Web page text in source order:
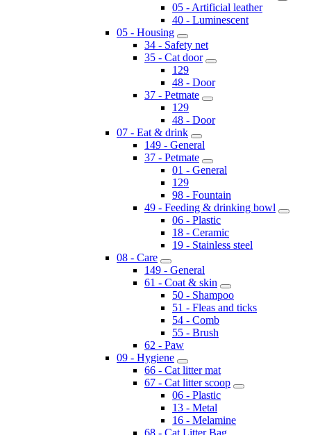
05 - Artificial leather
40 - Luminescent
05 - Housing
34 - Safety net
35 - Cat door
129
48 - Door
37 - Petmate
129
48 - Door
07 - Eat & drink
149 - General
37 - Petmate
01 - General
129
98 - Fountain
49 - Feeding & drinking bowl
06 - Plastic
18 - Ceramic
19 - Stainless steel
08 - Care
149 - General
61 - Coat & skin
50 - Shampoo
51 - Fleas and ticks
54 - Comb
55 - Brush
62 - Paw
09 - Hygiene
66 - Cat litter mat
67 - Cat litter scoop
06 - Plastic
13 - Metal
16 - Melamine
68 - Cat Litter Bag